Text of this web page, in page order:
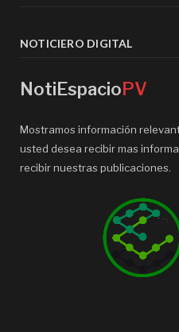
NOTICIERO DIGITAL
NotiEspacioPV
Mostramos información
usted desea recibir mas
recibir nuestras publicaciones.